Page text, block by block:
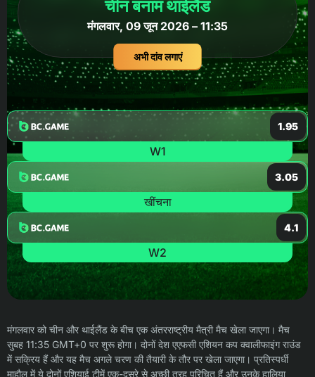
चीन बनाम थाईलैंड
मंगलवार, 09 जून 2026 – 11:35
अभी दांव लगाएं
1.95
W1
3.05
खींचना
4.1
W2
मंगलवार को चीन और थाईलैंड के बीच एक अंतरराष्ट्रीय मैत्री मैच खेला जाएगा। मैच
सुबह 11:35 GMT+0 पर शुरू होगा। दोनों देश एएफसी एशियन कप क्वालीफाइंग राउंड
में सक्रिय हैं और यह मैच अगले चरण की तैयारी के तौर पर खेला जाएगा। प्रतिस्पर्धी
माहौल में ये दोनों एशियाई टीमें एक-दूसरे से अच्छी तरह परिचित हैं और उनके हालिया